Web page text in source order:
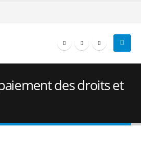
des droits et